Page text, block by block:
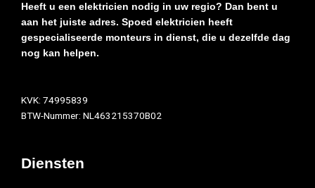
Heeft u een elektricien nodig in uw regio? Dan bent u
aan het juiste adres. Spoed elektricien heeft
gespecialiseerde monteurs in dienst, die u dezelfde dag
nog kan helpen.
KVK: 74995839
BTW-Nummer: NL463215370B02
Diensten